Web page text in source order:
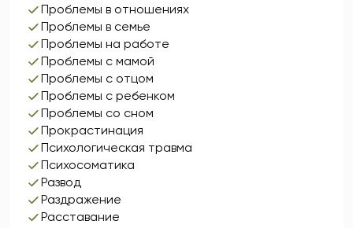
Проблемы в отношениях
Проблемы в семье
Проблемы на работе
Проблемы с мамой
Проблемы с отцом
Проблемы с ребенком
Проблемы со сном
Прокрастинация
Психологическая травма
Психосоматика
Развод
Раздражение
Расставание